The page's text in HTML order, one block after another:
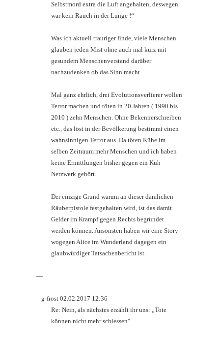
Selbstmord extra die Luft angehalten, deswegen
war kein Rauch in der Lunge !“
Was ich aktuell trauriger finde, viele Menschen
glauben jeden Mist ohne auch mal kurz mit
gesundem Menschenverstand darüber
nachzudenken ob das Sinn macht.
Mal ganz ehrlich, drei Evolutionsverlierer wollen
Terror machen und töten in 20 Jahren ( 1990 bis
2010 ) zehn Menschen. Ohne Bekennerschreiben
etc., das löst in der Bevölkerung bestimmt einen
wahnsinnigen Terror aus. Da töten Kühe im
selben Zeitraum mehr Menschen und ich haben
keine Ermittlungen bisher gegen ein Kuh
Netzwerk gehört.
Der einzige Grund warum an dieser dämlichen
Räuberpistole festgehalten wird, ist das damit
Gelder im Krampf gegen Rechts begründet
werden können. Ansonsten haben wir eine Story
wogegen Alice im Wunderland dagegen ein
glaubwürdiger Tatsachenbericht ist.
—
g-frost 02.02.2017 12:36
Re: Nein, als nächstes erzählt ihr uns: „Tote
können nicht mehr schiessen“